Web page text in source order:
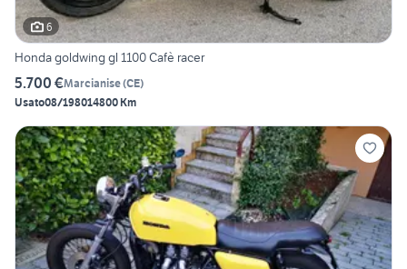
6
Honda goldwing gl 1100 Cafè racer
5.700 €Marcianise(CE)
Usato08/198014800 Km